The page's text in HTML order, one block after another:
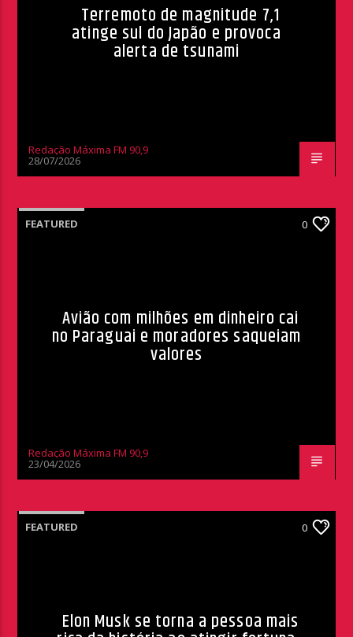
Terremoto de magnitude 7,1
atinge sul do Japão e provoca
alerta de tsunami
Redação Máxima FM 90,9
28/07/2026
FEATURED 0
Avião com milhões em dinheiro cai
no Paraguai e moradores saqueiam
valores
Redação Máxima FM 90,9
23/04/2026
FEATURED 0
Elon Musk se torna a pessoa mais